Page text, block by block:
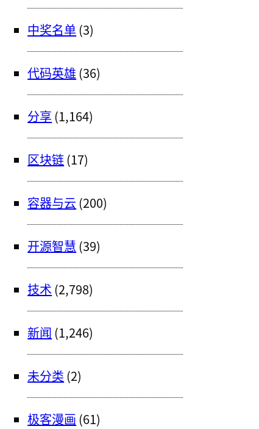
中奖名单 (3)
代码英雄 (36)
分享 (1,164)
区块链(17)
容器与云 (200)
开源智慧 (39)
技术 (2,798)
新闻 (1,246)
未分类 (2)
极客漫画 (61)